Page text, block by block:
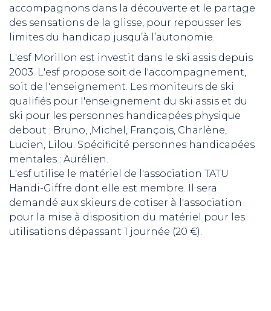
accompagnons dans la découverte et le partage
des sensations de la glisse, pour repousser les
limites du handicap jusqu’à l’autonomie.
L'esf Morillon est investit dans le ski assis depuis
2003. L'esf propose soit de l'accompagnement,
soit de l'enseignement. Les moniteurs de ski
qualifiés pour l'enseignement du ski assis et du
ski pour les personnes handicapées physique
debout : Bruno, ,Michel, François, Charlène,
Lucien, Lilou. Spécificité personnes handicapées
mentales : Aurélien.
L'esf utilise le matériel de l'association TATU
Handi-Giffre dont elle est membre. Il sera
demandé aux skieurs de cotiser à l'association
pour la mise à disposition du matériel pour les
utilisations dépassant 1 journée (20 €).